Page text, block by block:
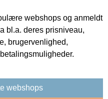
webshops og anmeldt
bl.a. deres prisniveau,
brugervenlighed,
webshops